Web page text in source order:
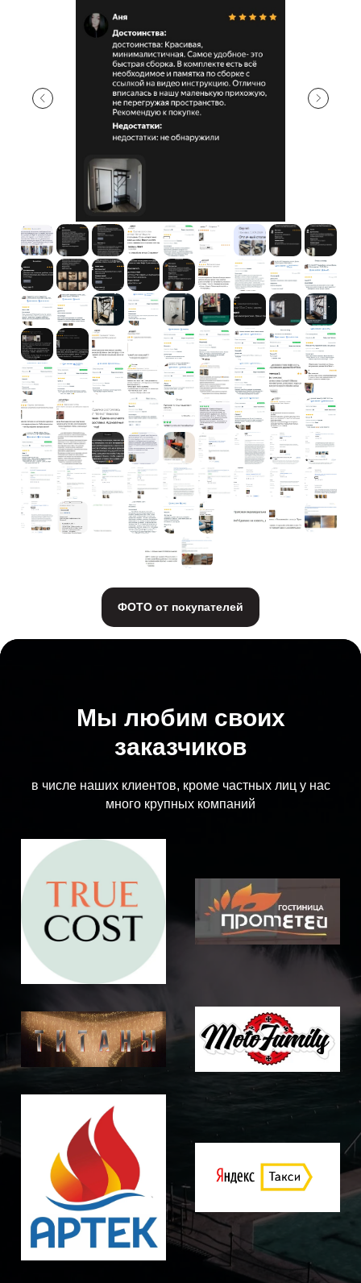
ФОТО от покупателей
Мы любим своих
заказчиков
в числе наших клиентов, кроме частных лиц у нас
много крупных компаний